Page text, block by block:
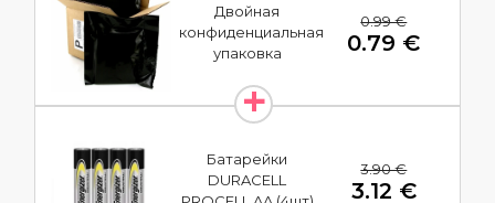
Двойная
конфиденциальная
упаковка
0.99 €
0.79 €
Батарейки
DURACELL
3.90 €
3.12 €